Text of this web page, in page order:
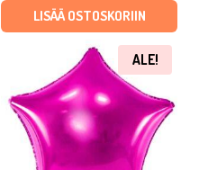
oli:
€2,80.
on:
€1,54.
LISÄÄ OSTOSKORIIN
ALE!